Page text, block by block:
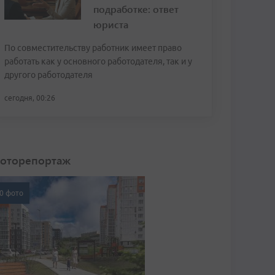
подработке: ответ
юриста
По совместительству работник имеет право
работать как у основного работодателя, так и у
другого работодателя
сегодня, 00:26
фото